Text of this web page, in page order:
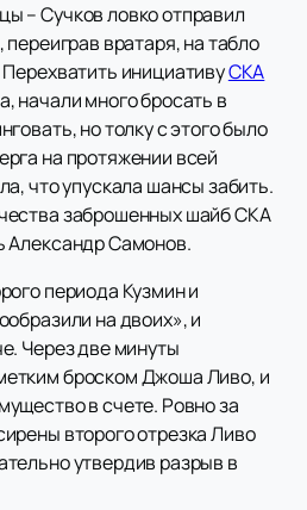
– Сучков ловко отправил
вратаря, на табло
инициативуСКА
начали много бросать в
но толку с этого было
на протяжении всей
что упускала шансы забить.
заброшенных шайб СКА
Александр Самонов.
периода Кузмин и
на двоих», и
Через две минуты
броском Джоша Ливо, и
в счете. Ровно за
второго отрезка Ливо
утвердив разрыв в